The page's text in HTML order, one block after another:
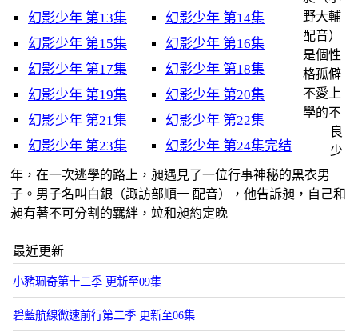
幻影少年 第13集
幻影少年 第14集
幻影少年 第15集
幻影少年 第16集
幻影少年 第17集
幻影少年 第18集
幻影少年 第19集
幻影少年 第20集
幻影少年 第21集
幻影少年 第22集
幻影少年 第23集
幻影少年 第24集完结
野大輔
配音）
是個性
格孤僻
不愛上
學的不
良
少
年，在一次逃學的路上，昶遇見了一位行事神秘的黑衣男
子。男子名叫白銀（諏訪部順一 配音），他告訴昶，自己和
昶有著不可分割的羈絆，竝和昶約定晚
最近更新
小豬珮奇第十二季 更新至09集
碧藍航線微速前行第二季 更新至06集